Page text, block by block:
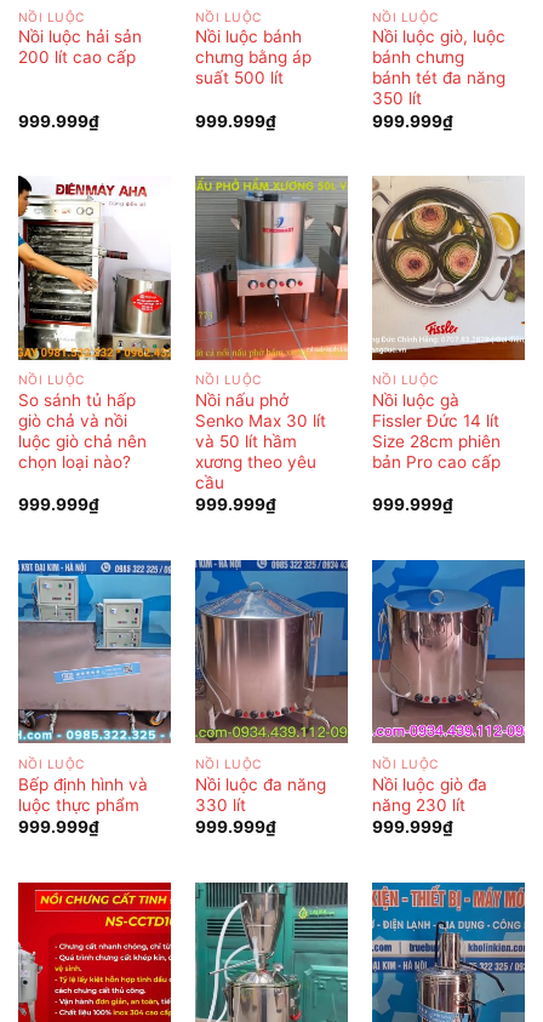
NỒI LUỘC
Nồi luộc hải sản
200 lít cao cấp
999.999₫
NỒI LUỘC
Nồi luộc bánh
chưng bằng áp
suất 500 lít
999.999₫
NỒI LUỘC
Nồi luộc giò, luộc
bánh chưng
bánh tét đa năng
350 lít
999.999₫
NỒI LUỘC
So sánh tủ hấp
giò chả và nồi
luộc giò chả nên
chọn loại nào?
999.999₫
NỒI LUỘC
Nồi nấu phở
Senko Max 30 lít
và 50 lít hầm
xương theo yêu
cầu
999.999₫
NỒI LUỘC
Nồi luộc gà
Fissler Đức 14 lít
Size 28cm phiên
bản Pro cao cấp
999.999₫
NỒI LUỘC
Bếp định hình và
luộc thực phẩm
999.999₫
NỒI LUỘC
Nồi luộc đa năng
330 lít
999.999₫
NỒI LUỘC
Nồi luộc giò đa
năng 230 lít
999.999₫